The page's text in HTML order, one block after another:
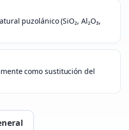
puzolánico (SiO₂, Al₂O₃,
como sustitución del